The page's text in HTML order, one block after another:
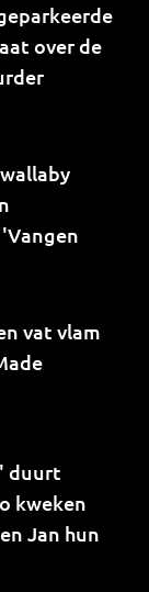
over de
vat vlam
duurt
kweken
Jan hun